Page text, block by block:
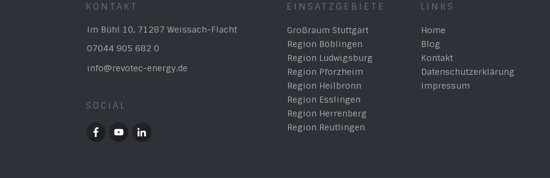
KONTAKT
Im Bühl 10, 71287 Weissach-Flacht
07044 905 682 0
info@revotec-energy.de
SOCIAL
EINSATZGEBIETE
Großraum Stuttgart
Region Böblingen
Region Ludwigsburg
Region Pforzheim
Region Heilbronn
Region Esslingen
Region Herrenberg
Region Reutlingen
LINKS
Home
Blog
Kontakt
Datenschutzerklärung
Impressum